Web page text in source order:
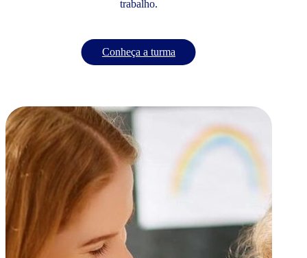
trabalho.
Conheça a turma